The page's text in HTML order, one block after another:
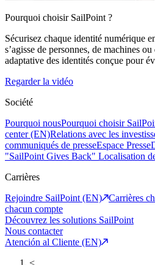
Pourquoi choisir SailPoint ?
Sécurisez chaque identité numérique
s’agisse de personnes, de machines
adaptative des identités conçue pour
Regarder la vidéo
Société
Pourquoi nousPourquoi choisir
center (EN)Relations avec les
communiqués de presseEspace Presse
"SailPoint Gives Back" Localisation
Carrières
Rejoindre SailPoint (EN)
Carrières
chacun compte
Découvrez les solutions SailPoint
Nous contacter
Atención al Cliente (EN)